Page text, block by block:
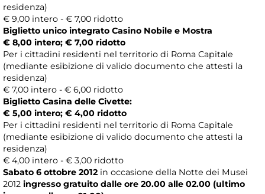
residenza)
€ 9,00 intero - € 7,00 ridotto
Biglietto unico integrato Casino Nobile e Mostra
€ 8,00 intero; € 7,00 ridotto
Per i cittadini residenti nel territorio di Roma Capitale
(mediante esibizione di valido documento che attesti la
residenza)
€ 7,00 intero - € 6,00 ridotto
Biglietto Casina delle Civette:
€ 5,00 intero; € 4,00 ridotto
Per i cittadini residenti nel territorio di Roma Capitale
(mediante esibizione di valido documento che attesti la
residenza)
€ 4,00 intero - € 3,00 ridotto
Sabato 6 ottobre 2012 in occasione della Notte dei Musei
2012 ingresso gratuito dalle ore 20.00 alle 02.00 (ultimo